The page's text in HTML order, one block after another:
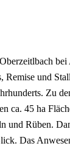
Remise und
Zu
ca. 45 ha
und Rüben.
Das